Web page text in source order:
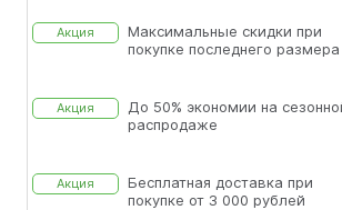
Акция
Максимальные скидки при
покупке последнего размера
Акция
До 50% экономии на
распродаже
Акция
Бесплатная доставка при
покупке от 3 000 рублей